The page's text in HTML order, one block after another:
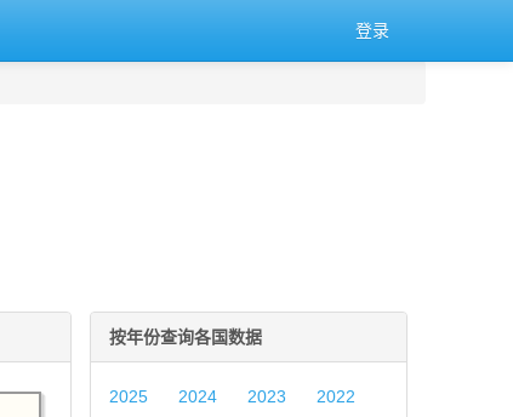
登录
按年份查询各国数据
2025 2024 2023
2022